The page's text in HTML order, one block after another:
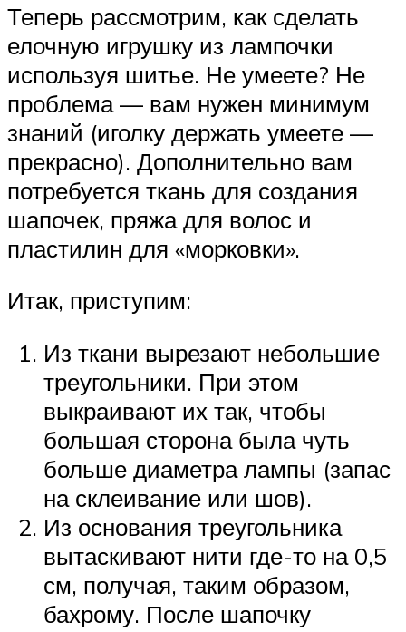
Теперь рассмотрим, как сделать
елочную игрушку из лампочки
используя шитье. Не умеете? Не
проблема — вам нужен минимум
знаний (иголку держать умеете —
прекрасно). Дополнительно вам
потребуется ткань для создания
шапочек, пряжа для волос и
пластилин для «морковки».
Итак, приступим:
Из ткани вырезают небольшие
треугольники. При этом
выкраивают их так, чтобы
большая сторона была чуть
больше диаметра лампы (запас
на склеивание или шов).
Из основания треугольника
вытаскивают нити где-то на 0,5
см, получая, таким образом,
бахрому. После шапочку